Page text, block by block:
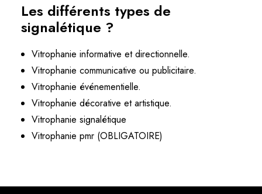
Les différents types de
signalétique ?
Vitrophanie informative et directionnelle.
Vitrophanie communicative ou publicitaire.
Vitrophanie événementielle.
Vitrophanie décorative et artistique.
Vitrophanie signalétique
Vitrophanie pmr (OBLIGATOIRE)